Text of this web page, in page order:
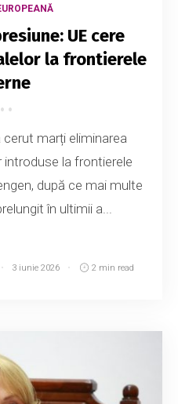
UE cere
la frontierele
marți eliminarea
la frontierele
după ce mai multe
în ultimii a...
3 iunie 2026 2 min read